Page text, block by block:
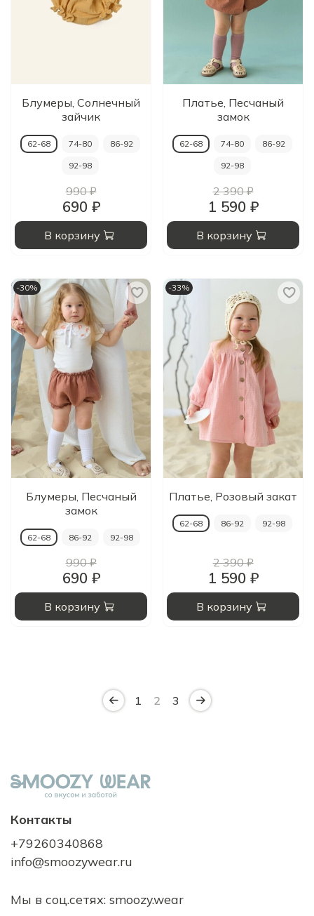
Блумеры, Солнечный
зайчик
62-68 74-80 86-92
92-98
990 ₽
690 ₽
В корзину
Платье, Песчаный
замок
62-68 74-80 86-92
92-98
2 390 ₽
1 590 ₽
В корзину
-30%
Блумеры, Песчаный
замок
62-68 86-92 92-98
990 ₽
690 ₽
В корзину
-33%
Платье, Розовый закат
62-68 86-92 92-98
2 390 ₽
1 590 ₽
В корзину
1 2 3
Контакты
+79260340868
info@smoozywear.ru
Мы в соц.сетях: smoozy.wear